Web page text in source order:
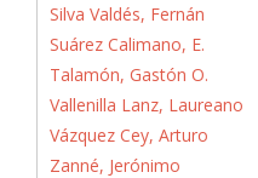
Silva Valdés, Fernán
Suárez Calimano, E.
Talamón, Gastón O.
Vallenilla Lanz, Laureano
Vázquez Cey, Arturo
Zanné, Jerónimo